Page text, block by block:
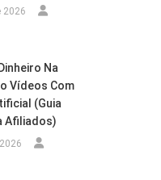
2026
Na
Vídeos Com
(Guia
Afiliados)